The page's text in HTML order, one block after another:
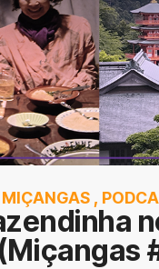
MIÇANGAS ,